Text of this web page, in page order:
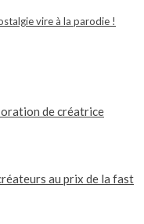
vire à la parodie !
de créatrice
au prix de la fast